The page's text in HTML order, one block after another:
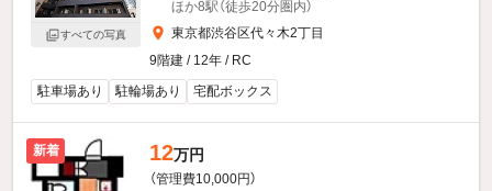
すべての写真
ほか8駅（徒歩20分圏内）
東京都渋谷区代々木2丁目
9階建 / 12年 / RC
駐車場あり
駐輪場あり 宅配ボックス
新着 12万円
（管理費10,000円）